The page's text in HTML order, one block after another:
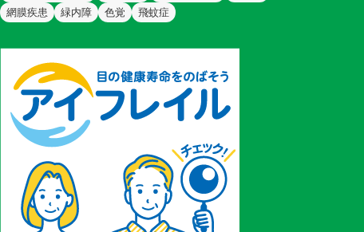
網膜疾患
緑内障 色覚 飛蚊症